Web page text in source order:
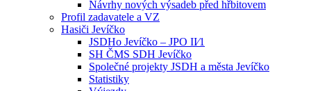
Návrhy nových výsadeb před hřbitovem
Profil zadavatele a VZ
Hasiči Jevíčko
JSDHo Jevíčko – JPO II⁄1
SH ČMS SDH Jevíčko
Společné projekty JSDH a města Jevíčko
Statistiky